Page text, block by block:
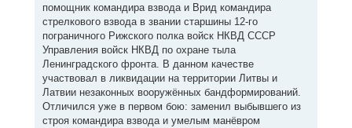
помощник командира взвода и Врид командира
стрелкового взвода в звании старшины 12-го
пограничного Рижского полка войск НКВД СССР
Управления войск НКВД по охране тыла
Ленинградского фронта. В данном качестве
участвовал в ликвидации на территории Литвы и
Латвии незаконных вооружённых бандформирований.
Отличился уже в первом бою: заменил выбывшего из
строя командира взвода и умелым манёвром